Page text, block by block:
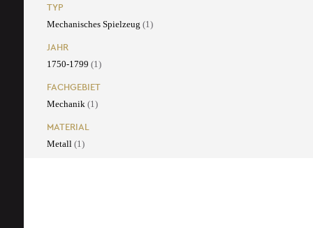
TYP
Mechanisches Spielzeug (1)
JAHR
1750-1799 (1)
FACHGEBIET
Mechanik (1)
MATERIAL
Metall (1)